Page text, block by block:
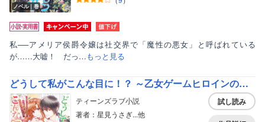
ノベル｜巻
私──アメリア侯爵令嬢は社交界で「魔性の悪女」と呼ばれている
が……大嘘！ だっ…もっと見る
どうして私がこんな目に！？ ～乙女ゲームヒロインの代わりに、苦しむ魔法騎士様を助ける羽目になったものの～
ティーンズラブ小説
著者：星見うさぎ...他
試し読み